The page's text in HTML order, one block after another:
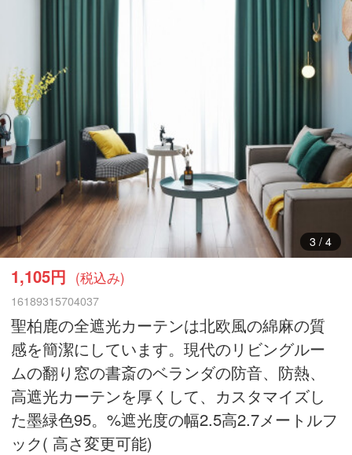
4/ 4
1,105円 (税込み)
16189315704037
聖柏鹿の全遮光カーテンは北欧風の綿麻の質
感を簡潔にしています。現代のリビングルー
ムの翻り窓の書斎のベランダの防音、防熱、
高遮光カーテンを厚くして、カスタマイズし
た墨緑色95。%遮光度の幅2.5高2.7メートルフ
ック( 高さ変更可能)